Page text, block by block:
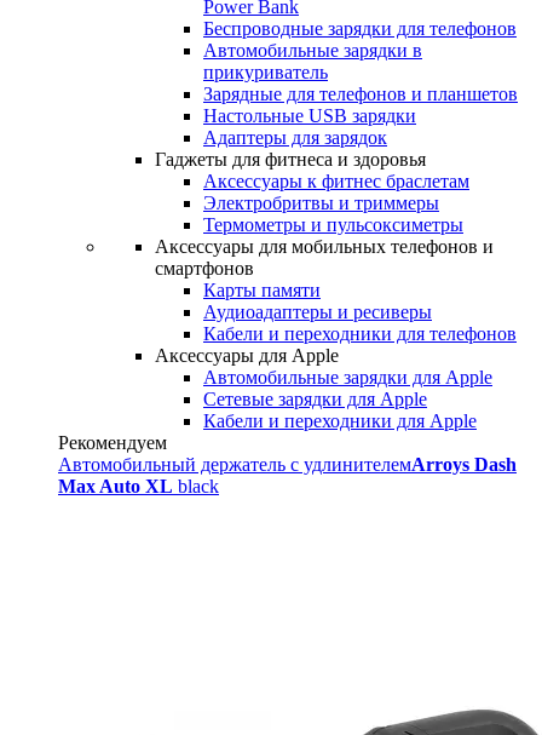
Power Bank
Беспроводные зарядки для телефонов
Автомобильные зарядки в
прикуриватель
Зарядные для телефонов и планшетов
Настольные USB зарядки
Адаптеры для зарядок
Гаджеты для фитнеса и здоровья
Аксессуары к фитнес браслетам
Электробритвы и триммеры
Термометры и пульсоксиметры
Аксессуары для мобильных телефонов и
смартфонов
Карты памяти
Аудиоадаптеры и ресиверы
Кабели и переходники для телефонов
Аксессуары для Apple
Автомобильные зарядки для Apple
Сетевые зарядки для Apple
Кабели и переходники для Apple
Рекомендуем
Автомобильный держатель с удлинителемArroys Dash
Max Auto XL black